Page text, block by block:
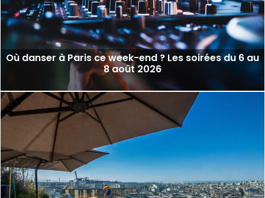
Où danser à Paris ce week-end ? Les soirées du 6 au
8 août 2026